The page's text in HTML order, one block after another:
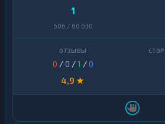
1
606 / 60 630
0 / 0 /1 /0
4,9 ★